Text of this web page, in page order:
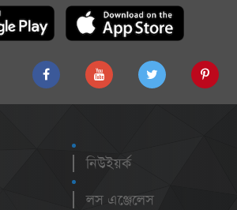
নিউইয়র্ক
লস এঞ্জেলেস